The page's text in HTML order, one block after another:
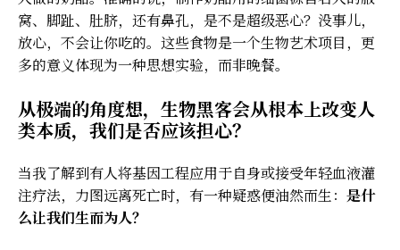
窝、脚趾、肚脐，还有鼻孔，是不是超级恶心？没事儿，
放心，不会让你吃的。这些食物是一个生物艺术项目，更
多的意义体现为一种思想实验，而非晚餐。
从极端的角度想，生物黑客会从根本上改变人
类本质，我们是否应该担心？
当我了解到有人将基因工程应用于自身或接受年轻血液灌
注疗法，力图远离死亡时，有一种疑惑便油然而生： 是什
么让我们生而为人？